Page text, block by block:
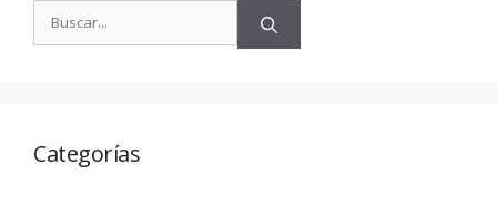
Categorías